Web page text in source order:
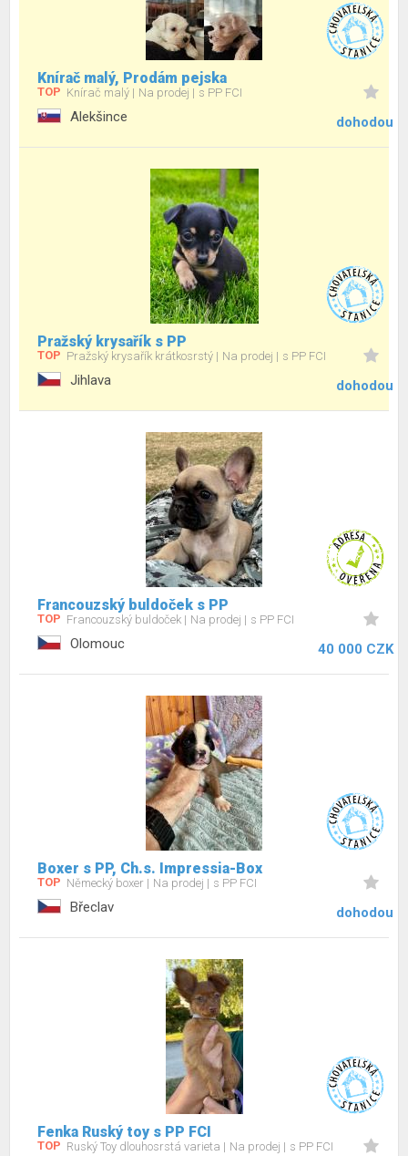
Knírač malý, Prodám pejska
TOP Knírač malý Na prodej s PP FCI
Alekšince dohodou
Pražský krysařík s PP
TOP Pražský krysařík krátkosrstý Na prodej s PP FCI
Jihlava dohodou
Francouzský buldoček s PP
TOP Francouzský buldoček Na prodej s PP FCI
Olomouc 40 000 CZK
Boxer s PP, Ch.s. Impressia-Box
TOP Německý boxer Na prodej s PP FCI
Břeclav dohodou
Fenka Ruský toy s PP FCI
TOP Ruský Toy dlouhosrstá varieta Na prodej s PP FCI